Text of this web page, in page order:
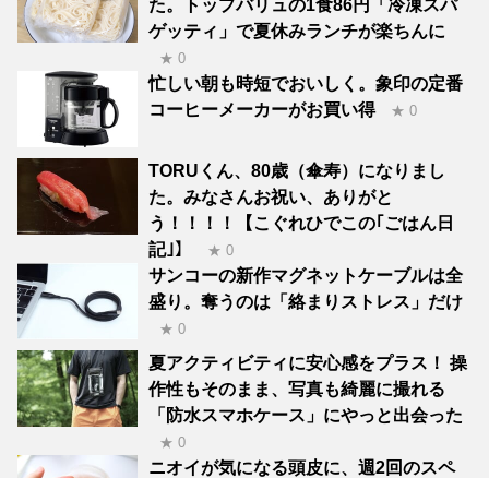
た。トップバリュの1食86円「冷凍スパ
ゲッティ」で夏休みランチが楽ちんに
★ 0
忙しい朝も時短でおいしく。象印の定番
コーヒーメーカーがお買い得
★ 0
TORUくん、80歳（傘寿）になりまし
た。みなさんお祝い、ありがと
う！！！！【こぐれひでこの｢ごはん日
記｣】
★ 0
サンコーの新作マグネットケーブルは全
盛り。奪うのは「絡まりストレス」だけ
★ 0
夏アクティビティに安心感をプラス！ 操
作性もそのまま、写真も綺麗に撮れる
「防水スマホケース」にやっと出会った
★ 0
ニオイが気になる頭皮に、週2回のスペ